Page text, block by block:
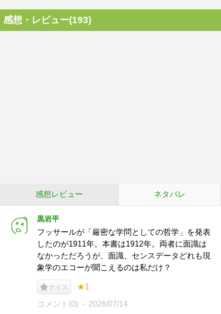
感想・レビュー(193)
感想レビュー ネタバレ
黒岩平
フッサールが「厳密な学問としての哲学」を発表
したのが1911年。本書は1912年。両者に面識は
なかっただろうが、面識、センスデータどれも現
象学のエコーが聞こえるのは私だけ？
ナイス ★1
コメント(0) 2026/07/14